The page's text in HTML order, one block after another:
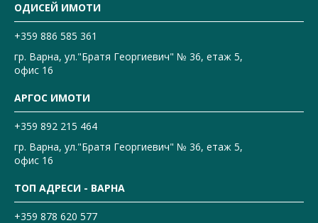
ОДИСЕЙ ИМОТИ
+359 886 585 361
гр. Варна, ул."Братя Георгиевич" № 36, етаж 5,
офис 16
АРГОС ИМОТИ
+359 892 215 464
гр. Варна, ул."Братя Георгиевич" № 36, етаж 5,
офис 16
ТОП АДРЕСИ - ВАРНА
+359 878 620 577